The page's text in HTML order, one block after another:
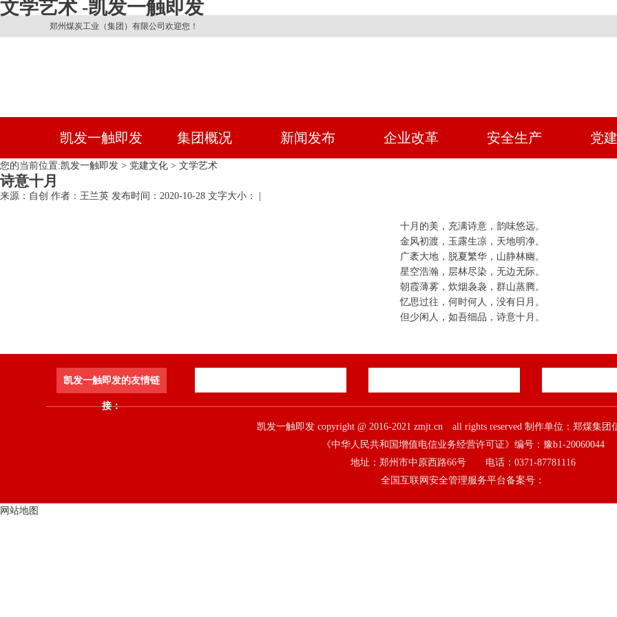
文学艺术 -凯发一触即发
郑州煤炭工业（集团）有限公司欢迎您！
凯发一触即发 集团概况 新闻发布 企业改革 安全生产 党
您的当前位置:凯发一触即发 > 党建文化 > 文学艺术
诗意十月
来源：自创 作者：王兰英 发布时间：2020-10-28 文字大小： |
十月的美，充满诗意，韵味悠远。
金风初渡，玉露生凉，天地明净。
广袤大地，脱夏繁华，山静林幽。
星空浩瀚，层林尽染，无边无际。
朝霞薄雾，炊烟袅袅，群山蒸腾。
忆思过往，何时何人，没有日月。
但少闲人，如吾细品，诗意十月。
凯发一触即发的友情链
接：
凯发一触即发 copyright @ 2016-2021 zmjt.cn all rights reserved 制作单位：郑煤集团
《中华人民共和国增值电信业务经营许可证》编号：豫b1-20060044
地址：郑州市中原西路66号 电话：0371-87781116
全国互联网安全管理服务平台备案号：
网站地图